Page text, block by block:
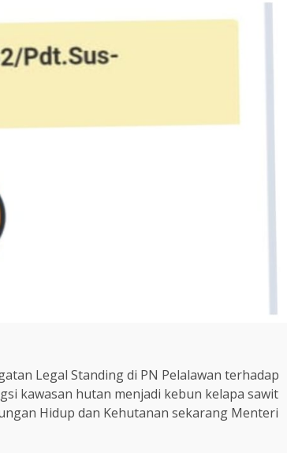
Legal Standing di PN Pelalawan terhadap
kawasan hutan menjadi kebun kelapa sawit
Hidup dan Kehutanan sekarang Menteri